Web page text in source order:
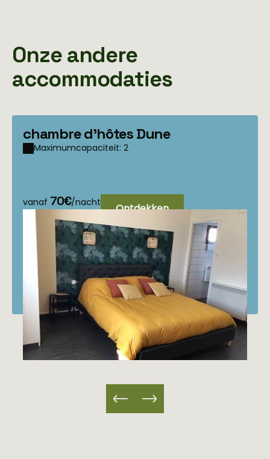
Onze andere
accommodaties
chambre d'hôtes Dune
Maximumcapaciteit: 2
vanaf 70€/nacht Ontdekken